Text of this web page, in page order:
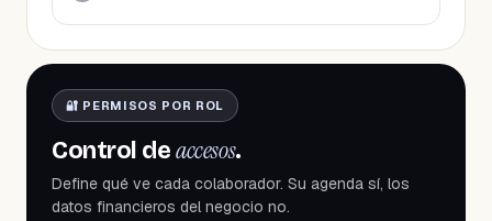
🔐 PERMISOS POR ROL
Control deaccesos.
Define qué ve cada colaborador. Su agenda sí, los
datos financieros del negocio no.